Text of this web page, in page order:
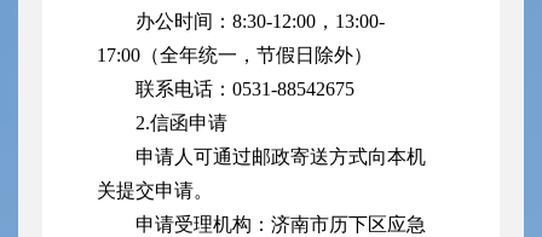
办公时间：8:30-12:00，13:00-
17:00（全年统一，节假日除外）
联系电话：0531-88542675
2.信函申请
申请人可通过邮政寄送方式向本机
关提交申请。
申请受理机构：济南市历下区应急